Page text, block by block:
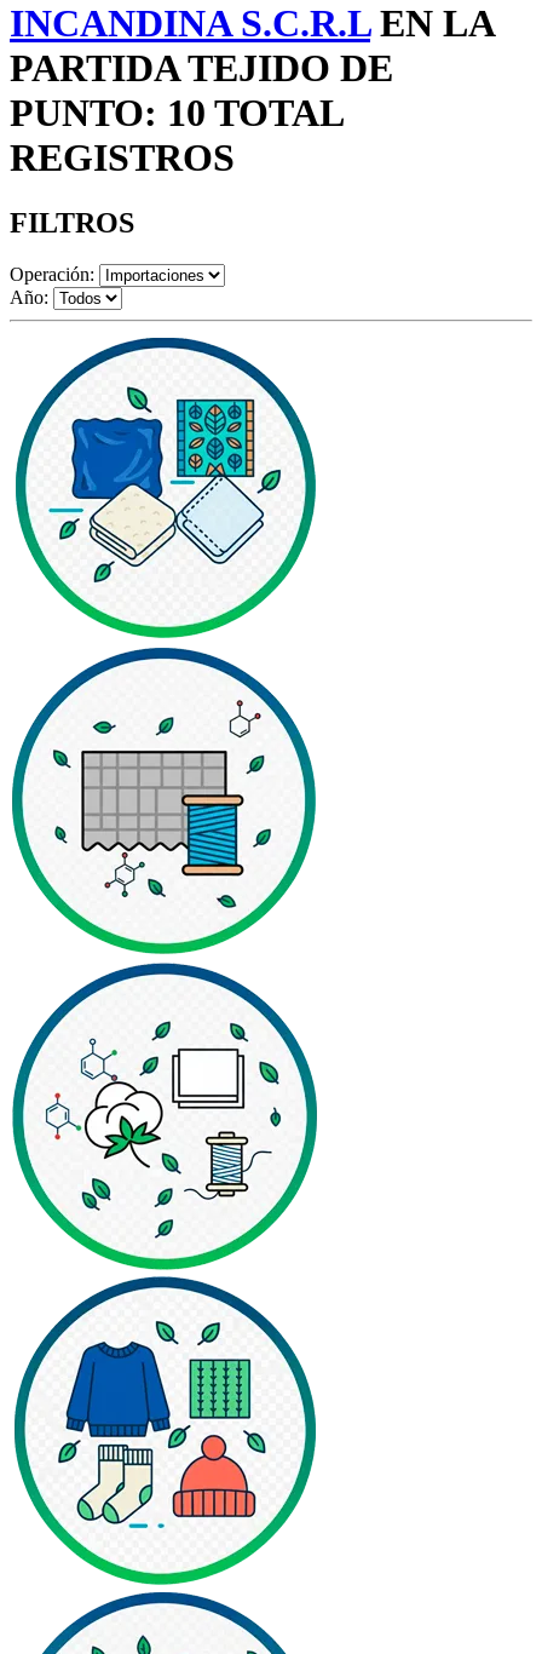
INCANDINA S.C.R.LEN LA
PARTIDA TEJIDO DE
PUNTO: 10 TOTAL
REGISTROS
FILTROS
Operación:
Año: